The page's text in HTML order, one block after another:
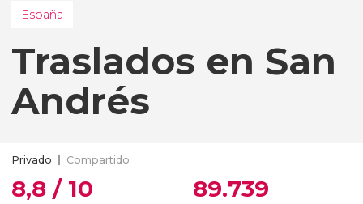
España
Traslados en San
Andrés
Privado Compartido
8,8 / 10 89.739